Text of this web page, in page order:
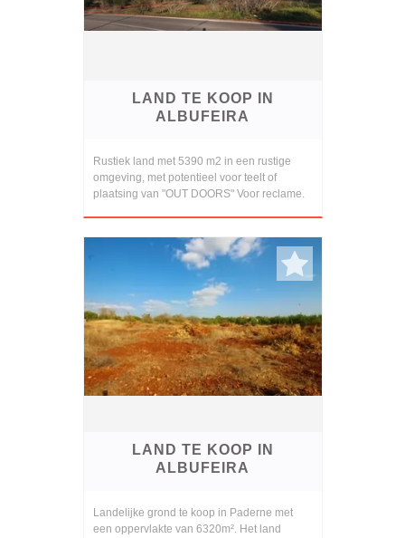
LAND TE KOOP IN
ALBUFEIRA
Rustiek land met 5390 m2 in een rustige
omgeving, met potentieel voor teelt of
plaatsing van "OUT DOORS" Voor reclame.
LAND TE KOOP IN
ALBUFEIRA
Landelijke grond te koop in Paderne met
een oppervlakte van 6320m². Het land